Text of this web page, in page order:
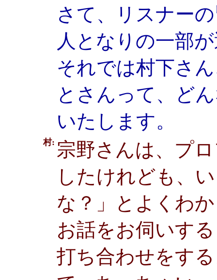
さて、リスナー
人となりの一部
それでは村下さ
とさんって、ど
いたします。
村: 宗野さんは、プ
したけれども、
な？」とよくわ
お話をお伺いす
打ち合わせをす